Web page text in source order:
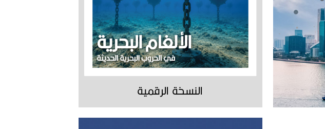
النسخة الرقمية